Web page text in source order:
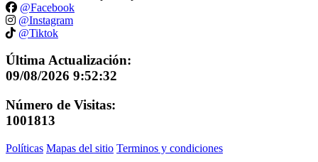
@Facebook
@Instagram
@Tiktok
Última Actualización:
09/08/2026 9:52:32
Número de Visitas:
1001813
Políticas Mapas del sitio Terminos y condiciones